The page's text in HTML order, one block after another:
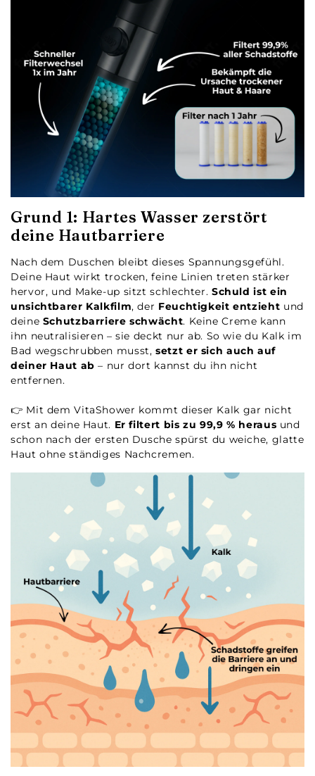
Grund 1: Hartes Wasser zerstört
deine Hautbarriere
Nach dem Duschen bleibt dieses Spannungsgefühl.
Deine Haut wirkt trocken, feine Linien treten stärker
hervor, und Make-up sitzt schlechter. Schuld ist ein
unsichtbarer Kalkfilm, der Feuchtigkeit entzieht und
deine Schutzbarriere schwächt. Keine Creme kann
ihn neutralisieren – sie deckt nur ab. So wie du Kalk im
Bad wegschrubben musst,setzt er sich auch auf
deiner Haut ab – nur dort kannst du ihn nicht
entfernen.
👉 Mit dem VitaShower kommt dieser Kalk gar nicht
erst an deine Haut. Er filtert bis zu 99,9 % heraus und
schon nach der ersten Dusche spürst du weiche, glatte
Haut ohne ständiges Nachcremen.